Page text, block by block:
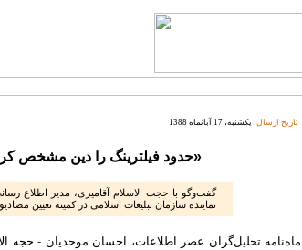
تاریخ ارسال: یکشنبه، 17 آبانماه 1388
«حدود فیلترینگ را دین مشخص
گفت‌وگو با حجت الاسلام آقامیری، مدیر اطلاع
نماینده سازمان تبلیغات اسلامی در کمیته تعیین
ماه‌نامه تحلیل‌گران عصر اطلاعات، احسان موحدیان - حجه